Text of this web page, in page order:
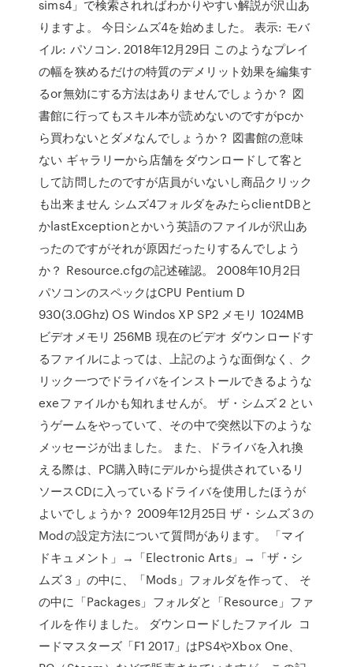
sims4」で検索されればわかりやすい解説が沢山あ
りますよ。 今日シムズ4を始めました。 表示: モバ
イル: パソコン. 2018年12月29日 このようなプレイ
の幅を狭めるだけの特質のデメリット効果を編集す
るor無効にする方法はありませんでしょうか？ 図
書館に行ってもスキル本が読めないのですがpcか
ら買わないとダメなんでしょうか？ 図書館の意味
ない ギャラリーから店舗をダウンロードして客と
して訪問したのですが店員がいないし商品クリック
も出来ません シムズ4フォルダをみたらclientDBと
かlastExceptionとかいう英語のファイルが沢山あ
ったのですがそれが原因だったりするんでしよう
か？ Resource.cfgの記述確認。 2008年10月2日
パソコンのスペックはCPU Pentium D
930(3.0Ghz) OS Windos XP SP2 メモリ 1024MB
ビデオメモリ 256MB 現在のビデオ ダウンロードす
るファイルによっては、上記のような面倒なく、ク
リック一つでドライバをインストールできるような
exeファイルかも知れませんが。 ザ・シムズ２とい
うゲームをやっていて、その中で突然以下のような
メッセージが出ました。 また、ドライバを入れ換
える際は、PC購入時にデルから提供されているリ
ソースCDに入っているドライバを使用したほうが
よいでしょうか？ 2009年12月25日 ザ・シムズ３の
Modの設定方法について質問があります。 「マイ
ドキュメント」→「Electronic Arts」→「ザ・シ
ムズ３」の中に、「Mods」フォルダを作って、 そ
の中に「Packages」フォルダと「Resource」ファ
イルを作りました。 ダウンロードしたファイル コ
ードマスターズ「F1 2017」はPS4やXbox One、